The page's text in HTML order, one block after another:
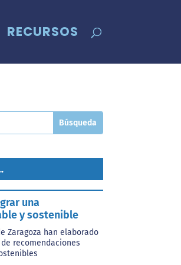
RECURSOS
una
y sostenible
Zaragoza han elaborado
recomendaciones